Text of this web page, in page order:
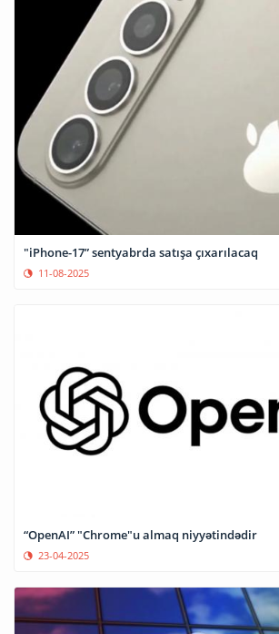
"iPhone-17” sentyabrda satışa çıxarılacaq
11-08-2025
“OpenAI” "Chrome"u almaq niyyətindədir
23-04-2025